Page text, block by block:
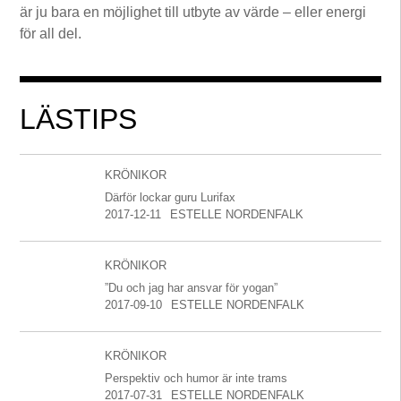
är ju bara en möjlighet till utbyte av värde – eller energi
för all del.
LÄSTIPS
KRÖNIKOR
Därför lockar guru Lurifax
2017-12-11
ESTELLE NORDENFALK
KRÖNIKOR
”Du och jag har ansvar för yogan”
2017-09-10
ESTELLE NORDENFALK
KRÖNIKOR
Perspektiv och humor är inte trams
2017-07-31
ESTELLE NORDENFALK